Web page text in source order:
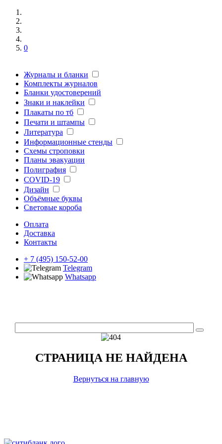
0
Журналы и бланки
Комплекты журналов
Бланки удостоверений
Знаки и наклейки
Плакаты по тб
Печати и штампы
Литература
Информационные стенды
Схемы строповки
Планы эвакуации
Полиграфия
COVID-19
Дизайн
Объёмные буквы
Световые короба
Оплата
Доставка
Контакты
+ 7 (495) 150-52-00
Telegram
Whatsapp
СТРАНИЦА НЕ НАЙДЕНА
Вернуться на главную